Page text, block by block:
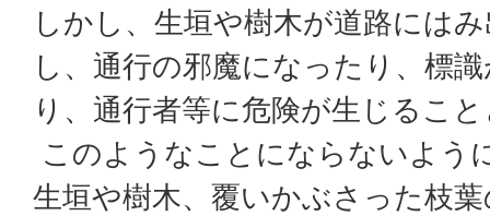
しかし、生垣や樹木が道路には
し、通行の邪魔になったり、標
り、通行者等に危険が生じるこ
このようなことにならないよう
生垣や樹木、覆いかぶさった枝